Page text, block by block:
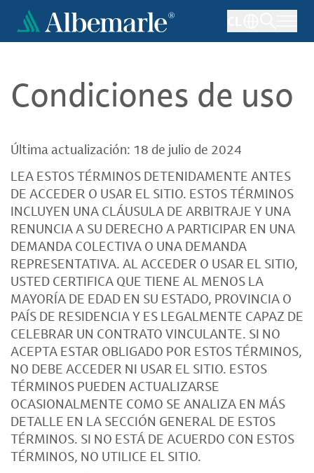
Pasar
contenido
Condiciones de uso
Última actualización: 18 de julio de 2024
LEA ESTOS TÉRMINOS DETENIDAMENTE ANTES
DE ACCEDER O USAR EL SITIO. ESTOS TÉRMINOS
INCLUYEN UNA CLÁUSULA DE ARBITRAJE Y UNA
RENUNCIA A SU DERECHO A PARTICIPAR EN UNA
DEMANDA COLECTIVA O UNA DEMANDA
REPRESENTATIVA. AL ACCEDER O USAR EL SITIO,
USTED CERTIFICA QUE TIENE AL MENOS LA
MAYORÍA DE EDAD EN SU ESTADO, PROVINCIA O
PAÍS DE RESIDENCIA Y ES LEGALMENTE CAPAZ DE
CELEBRAR UN CONTRATO VINCULANTE. SI NO
ACEPTA ESTAR OBLIGADO POR ESTOS TÉRMINOS,
NO DEBE ACCEDER NI USAR EL SITIO. ESTOS
TÉRMINOS PUEDEN ACTUALIZARSE
OCASIONALMENTE COMO SE ANALIZA EN MÁS
DETALLE EN LA SECCIÓN GENERAL DE ESTOS
TÉRMINOS. SI NO ESTÁ DE ACUERDO CON ESTOS
TÉRMINOS, NO UTILICE EL SITIO.